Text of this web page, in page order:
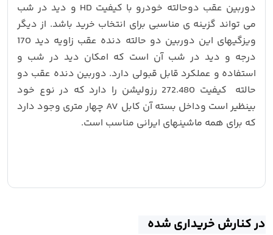
دوربین عقب دوحالته خودرو با کیفیت HD و دید در شب
می تواند گزینه ی مناسبی برای انتخاب خرید باشد. از دیگر
ویزگیهای این دوربین دو حالته دنده عقب زاویه دید 170
درجه و دید در شب آن است که امکان دید در شب و
استفاده و عملکرد قابل قبولی دارد. دوربین دنده عقب دو
حالته کیفیت 272.480 رزولیشن را دارد که در نوع خود
بینظیر است وداخل بسته آن کابل AV چهار متری وجود دارد
که برای همه ماشینهای ایرانی مناسب است.
در کنارش خریداری شده